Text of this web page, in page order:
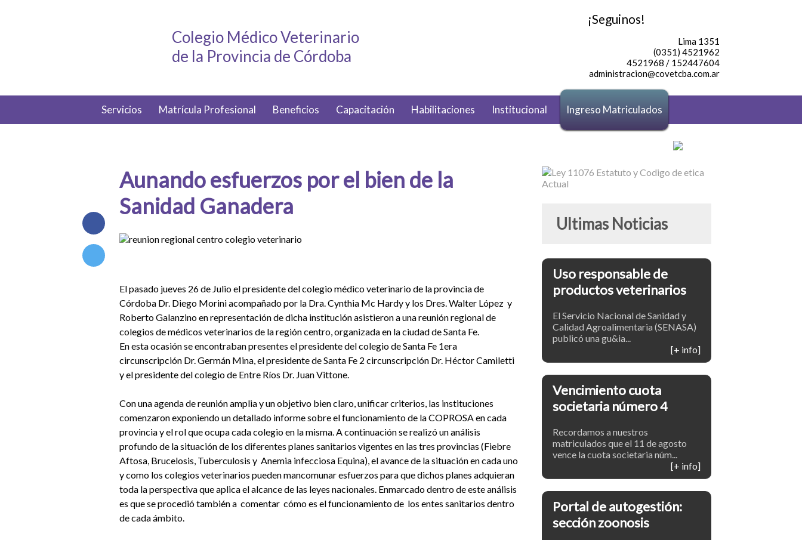
Colegio Médico Veterinario
de la Provincia de Córdoba
¡Seguinos!
Lima 1351
(0351) 4521962
4521968 / 152447604
administracion@covetcba.com.ar
Servicios Matrícula Profesional Beneficios Capacitación Habilitaciones Institucional Ingreso Matriculados
Aunando esfuerzos por el bien de la
Sanidad Ganadera
El pasado jueves 26 de Julio el presidente del colegio médico veterinario de la provincia de
Córdoba Dr. Diego Morini acompañado por la Dra. Cynthia Mc Hardy y los Dres. Walter López y
Roberto Galanzino en representación de dicha institución asistieron a una reunión regional de
colegios de médicos veterinarios de la región centro, organizada en la ciudad de Santa Fe.
En esta ocasión se encontraban presentes el presidente del colegio de Santa Fe 1era
circunscripción Dr. Germán Mina, el presidente de Santa Fe 2 circunscripción Dr. Héctor Camiletti
y el presidente del colegio de Entre Ríos Dr. Juan Vittone.
Con una agenda de reunión amplia y un objetivo bien claro, unificar criterios, las instituciones
comenzaron exponiendo un detallado informe sobre el funcionamiento de la COPROSA en cada
provincia y el rol que ocupa cada colegio en la misma. A continuación se realizó un análisis
profundo de la situación de los diferentes planes sanitarios vigentes en las tres provincias (Fiebre
Aftosa, Brucelosis, Tuberculosis y Anemia infecciosa Equina), el avance de la situación en cada uno
y como los colegios veterinarios pueden mancomunar esfuerzos para que dichos planes adquieran
toda la perspectiva que aplica el alcance de las leyes nacionales. Enmarcado dentro de este análisis
es que se procedió también a comentar cómo es el funcionamiento de los entes sanitarios dentro
de cada ámbito.
Ultimas Noticias
Uso responsable de
productos veterinarios
El Servicio Nacional de Sanidad y
Calidad Agroalimentaria (SENASA)
publicó una gu&ia...
[+ info]
Vencimiento cuota
societaria número 4
Recordamos a nuestros
matriculados que el 11 de agosto
vence la cuota societaria núm...
[+ info]
Portal de autogestión:
sección zoonosis